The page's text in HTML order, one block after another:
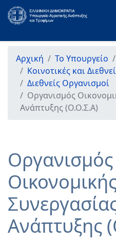
Αρχική Το Υπουργείο
Κοινοτικές και
Διεθνείς Οργανισμοί
Οργανισμός
Ανάπτυξης (Ο.Ο.Σ.Α)
Οργανισμός
Ανάπτυξης